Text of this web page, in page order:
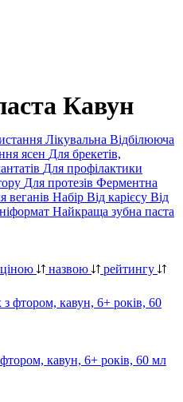
Кавун
Лікувальна Відбілююча
ясен Для брекетів,
Для профілактики
Для протезів Ферментна
веганів Набір Від карієсу Від
Найкраща зубна паста
ціною назвою
рейтингу
кавун, 6+ років, 60 мл